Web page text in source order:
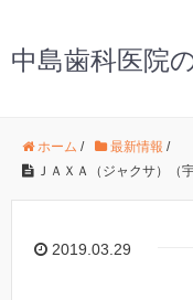
中島歯科医院
ホーム / 最新情報 /
ＪＡＸＡ（ジャクサ）（
2019.03.29